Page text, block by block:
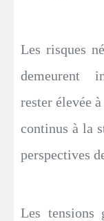
Les risques
demeurent
rester élevée
continus à la
perspectives
Les tensions